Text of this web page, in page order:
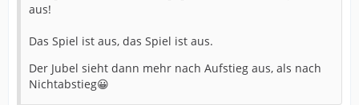
aus!
Das Spiel ist aus, das Spiel ist aus.
Der Jubel sieht dann mehr nach Aufstieg aus, als nach
Nichtabstieg😀